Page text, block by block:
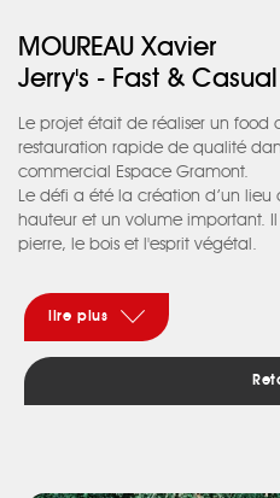
MOUREAU Xavier
Jerry's - Fast & Casual
Le projet était de réaliser un food
restauration rapide de qualité
commercial Espace Gramont.
Le défi a été la création d’un
hauteur et un volume important.
pierre, le bois et l'esprit végétal.
milieu de carreaux noirs remonte
marquage contraste avec le
vernis.
Les suspensions alternent avec
verre et du laiton. L’ensemble
lire plus